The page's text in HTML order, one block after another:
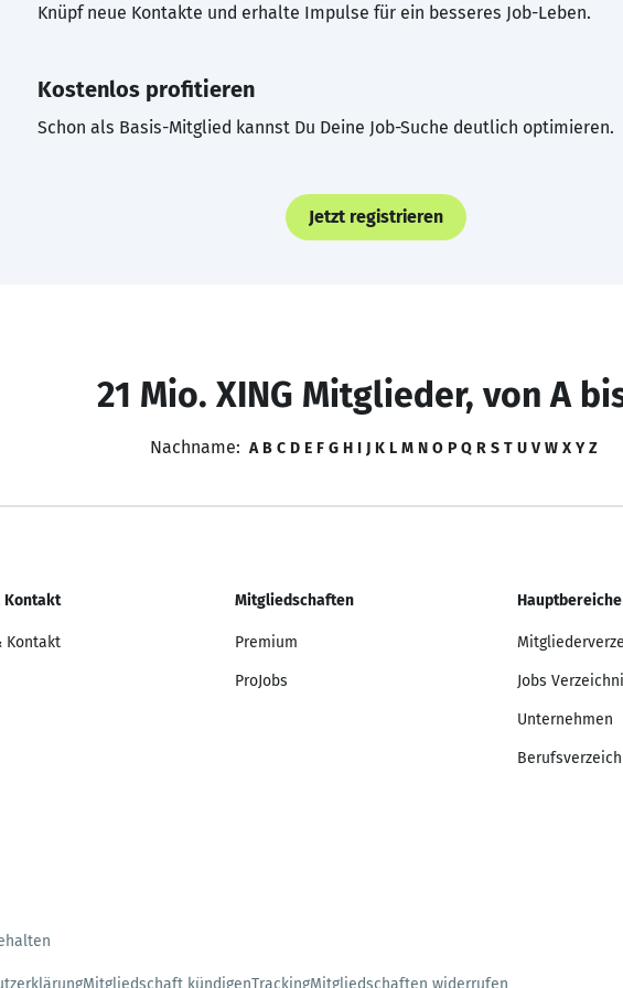
Knüpf neue Kontakte und erhalte Impulse für ein besseres Job-Leben.
Kostenlos profitieren
Schon als Basis-Mitglied kannst Du Deine Job-Suche deutlich optimieren.
Jetzt registrieren
21 Mio. XING Mitglieder, von A
Nachname: A B C D E F G H I J K L M N O P Q R S T U V W X Y Z
Kontakt
Kontakt
Mitgliedschaften
Premium
ProJobs
Hauptbereiche
Jobs
Unternehmen
Mitgliedschaft kündigenTrackingMitgliedschaften widerrufen